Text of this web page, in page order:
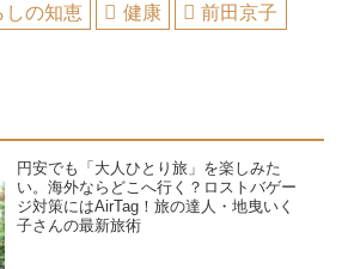
しの知恵 健康 前田京子
円安でも「大人ひとり旅」を楽しみた
い。海外ならどこへ行く？ロストバゲー
ジ対策にはAirTag！旅の達人・地曳いく
子さんの最新旅術